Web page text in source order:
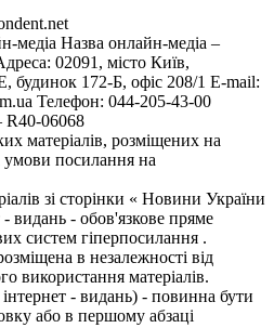
медіа Назва онлайн-медіа –
02091, місто Київ,
172-Б, офіс 208/1 E-mail:
Телефон: 044-205-43-00
R40-06068
матеріалів, розміщених на
умови посилання на
зі сторінки « Новини України
- видань - обов'язкове пряме
систем гіперпосилання .
в незалежності від
використання матеріалів.
- видань) - повинна бути
або в першому абзаці